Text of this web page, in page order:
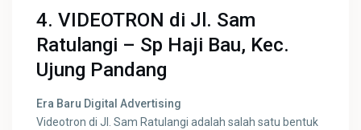
4. VIDEOTRON di Jl. Sam
Ratulangi – Sp Haji Bau, Kec.
Ujung Pandang
Era Baru Digital Advertising
Videotron di Jl. Sam Ratulangi adalah salah satu bentuk